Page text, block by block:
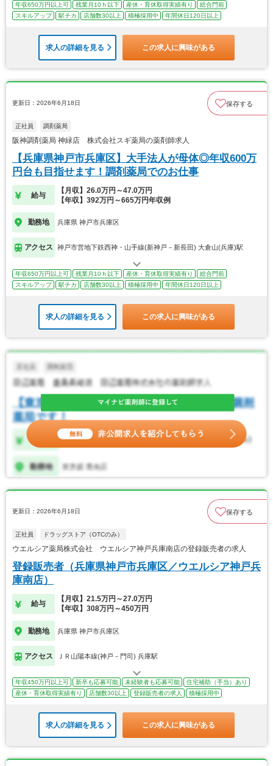
年収650万円以上可 残業月10ｈ以下 産休・育休取得実績有り
総合門前
スキルアップ
駅チカ 店舗数30以上 積極採用中 年間休日120日以上
求人の詳細を見る この求人に興味がある
更新日：2026年6月18日 保存する
正社員 調剤薬局
阪神調剤薬局 神緑店 株式会社スギ薬局の薬剤師求人
【兵庫県神戸市兵庫区】大手法人が母体◎年収600万
円台も目指せます！調剤薬局でのお仕事
給与
【月収】26.0万円～47.0万円
【年収】392万円～665万円年収例
勤務地 兵庫県 神戸市兵庫区
アクセス 神戸市営地下鉄西神・山手線(新神戸－新長田) 大倉山(兵庫)駅
年収650万円以上可 残業月10ｈ以下 産休・育休取得実績有り
総合門前
スキルアップ
駅チカ 店舗数30以上 積極採用中 年間休日120日以上
求人の詳細を見る この求人に興味がある
更新日：2026年6月18日 保存する
正社員 ドラッグストア（OTCのみ）
ウエルシア薬局株式会社 ウエルシア神戸兵庫南店の登録販売者の求人
登録販売者（兵庫県神戸市兵庫区／ウエルシア神戸兵
庫南店）
給与
【月収】21.5万円～27.0万円
【年収】308万円～450万円
勤務地 兵庫県 神戸市兵庫区
アクセス ＪＲ山陽本線(神戸－門司) 兵庫駅
年収450万円以上可 新卒も応募可能 未経験者も応募可能
住宅補助（手当）あり
産休・育休取得実績有り
店舗数30以上 登録販売者の求人 積極採用中
求人の詳細を見る この求人に興味がある